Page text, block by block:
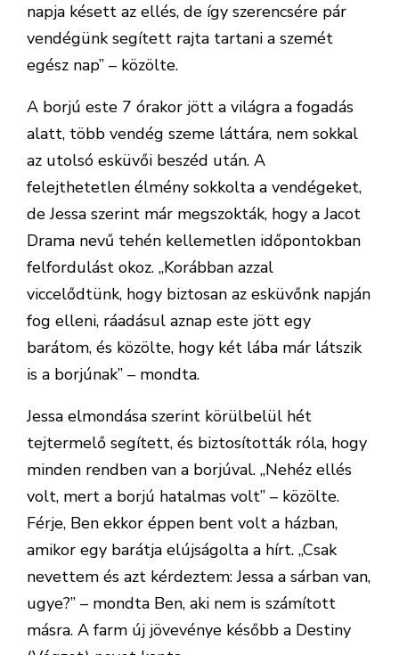
napja késett az ellés, de így szerencsére pár
vendégünk segített rajta tartani a szemét
egész nap” – közölte.
A borjú este 7 órakor jött a világra a fogadás
alatt, több vendég szeme láttára, nem sokkal
az utolsó esküvői beszéd után. A
felejthetetlen élmény sokkolta a vendégeket,
de Jessa szerint már megszokták, hogy a Jacot
Drama nevű tehén kellemetlen időpontokban
felfordulást okoz. „Korábban azzal
viccelődtünk, hogy biztosan az esküvőnk napján
fog elleni, ráadásul aznap este jött egy
barátom, és közölte, hogy két lába már látszik
is a borjúnak” – mondta.
Jessa elmondása szerint körülbelül hét
tejtermelő segített, és biztosították róla, hogy
minden rendben van a borjúval. „Nehéz ellés
volt, mert a borjú hatalmas volt” – közölte.
Férje, Ben ekkor éppen bent volt a házban,
amikor egy barátja elújságolta a hírt. „Csak
nevettem és azt kérdeztem: Jessa a sárban van,
ugye?” – mondta Ben, aki nem is számított
másra. A farm új jövevénye később a Destiny